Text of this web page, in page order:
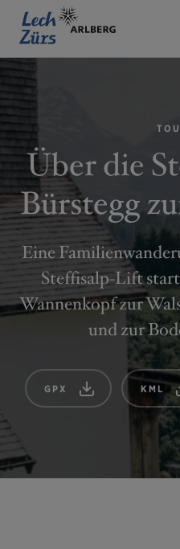
Über die
Bürstegg
Eine
Steffisalp-Lift
Wannenkopf zur
und zur
GPX KML